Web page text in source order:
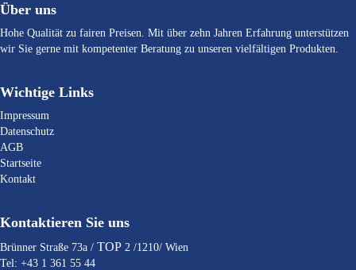
Über uns
Hohe Qualität zu fairen Preisen. Mit über zehn Jahren Erfahrung unterstützen
wir Sie gerne mit kompetenter Beratung zu unseren vielfältigen Produkten.
Wichtige Links
Impressum
Datenschutz
AGB
Startseite
Kontakt
Kontaktieren Sie uns
Brünner Straße 73a / TOP 2 /1210/ Wien
Tel: +43 1 361 55 44